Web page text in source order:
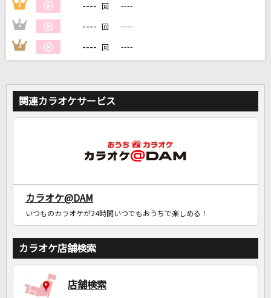
1 ---- 回 ----
2 ---- 回 ----
3 ---- 回 ----
関連カラオケサービス
カラオケ@DAM
いつものカラオケが24時間いつでもおうちで楽しめる！
カラオケ店舗検索
店舗検索